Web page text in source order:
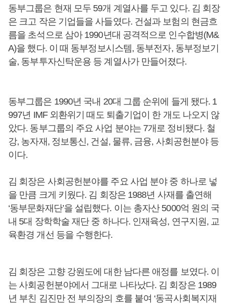
동부그룹은 현재 모두 59개 계열사를 두고 있다. 김 회장
은 크고 작은 기업들을 사들였다. 건설과 보험의 현금흐
름을 초석으로 삼아 1990년대 공격적으로 인수합병(M&
A)을 했다. 이 때 동부정보시스템, 동부전자, 동부정보기
술, 동부투자신탁운용 등 계열사가 만들어졌다.
동부그룹은 1990년 국내 20대 그룹 순위에 들게 됐다. 1
997년 IMF 외환위기 때도 퇴출기업이 한 개도 나오지 않
았다. 동부그룹의 주요 사업 분야는 7개로 정비됐다. 철
강, 농자재, 정보통신, 건설, 물류, 금융, 사회공헌분야 등
이다.
김 회장은 사회공헌분야를 주요 사업 분야 중 하나로 넣
을 만큼 크게 키웠다. 김 회장은 1988년 사재를 출연해
‘동부문화재단’을 설립했다. 이는 총자산 5000억 원의 국
내 5대 장학학술 재단 중 하나다. 인재육성, 연구지원, 교
육환경 개선 등을 수행한다.
김 회장은 고향 강원도에 대한 남다른 애정를 보였다. 이
는 사회공헌분야에서 그대로 나타났다. 김 회장은 1989
년 부친 김진만 전 부의장의 호를 붙여 ‘동곡사회복지재